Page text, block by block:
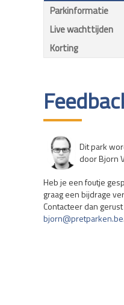
Parkinformatie
Live wachttijden
Korting
Dit park
door Bjorn
Heb je een foutje
graag een bijdrage
Contacteer dan
bjorn@pretparken.be.